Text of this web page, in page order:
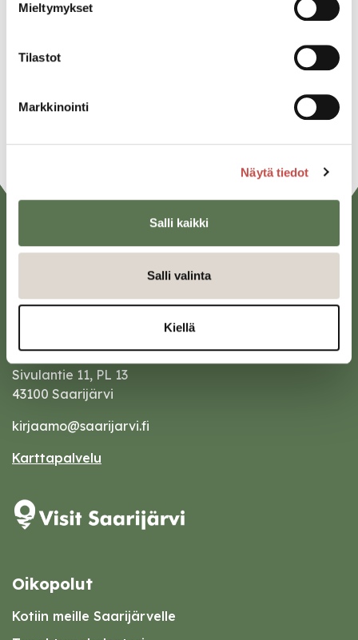
Mieltymykset
Tilastot
Markkinointi
Näytä tiedot
Salli kaikki
Salli valinta
Kiellä
Facebook
URL
Saarijärven kaupunki
Sivulantie 11, PL 13
43100 Saarijärvi
kirjaamo@saarijarvi.fi
Karttapalvelu
Oikopolut
Kotiin meille Saarijärvelle